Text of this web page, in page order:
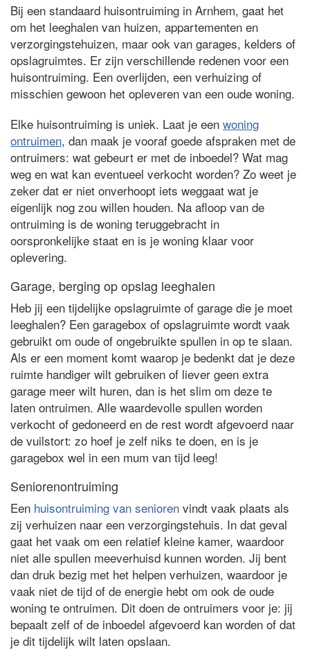
Bij een standaard huisontruiming in Arnhem, gaat het
om het leeghalen van huizen, appartementen en
verzorgingstehuizen, maar ook van garages, kelders of
opslagruimtes. Er zijn verschillende redenen voor een
huisontruiming. Een overlijden, een verhuizing of
misschien gewoon het opleveren van een oude woning.
Elke huisontruiming is uniek. Laat je een woning
ontruimen, dan maak je vooraf goede afspraken met de
ontruimers: wat gebeurt er met de inboedel? Wat mag
weg en wat kan eventueel verkocht worden? Zo weet je
zeker dat er niet onverhoopt iets weggaat wat je
eigenlijk nog zou willen houden. Na afloop van de
ontruiming is de woning teruggebracht in
oorspronkelijke staat en is je woning klaar voor
oplevering.
Garage, berging op opslag leeghalen
Heb jij een tijdelijke opslagruimte of garage die je moet
leeghalen? Een garagebox of opslagruimte wordt vaak
gebruikt om oude of ongebruikte spullen in op te slaan.
Als er een moment komt waarop je bedenkt dat je deze
ruimte handiger wilt gebruiken of liever geen extra
garage meer wilt huren, dan is het slim om deze te
laten ontruimen. Alle waardevolle spullen worden
verkocht of gedoneerd en de rest wordt afgevoerd naar
de vuilstort: zo hoef je zelf niks te doen, en is je
garagebox wel in een mum van tijd leeg!
Seniorenontruiming
Een huisontruiming van senioren vindt vaak plaats als
zij verhuizen naar een verzorgingstehuis. In dat geval
gaat het vaak om een relatief kleine kamer, waardoor
niet alle spullen meeverhuisd kunnen worden. Jij bent
dan druk bezig met het helpen verhuizen, waardoor je
vaak niet de tijd of de energie hebt om ook de oude
woning te ontruimen. Dit doen de ontruimers voor je: jij
bepaalt zelf of de inboedel afgevoerd kan worden of dat
je dit tijdelijk wilt laten opslaan.